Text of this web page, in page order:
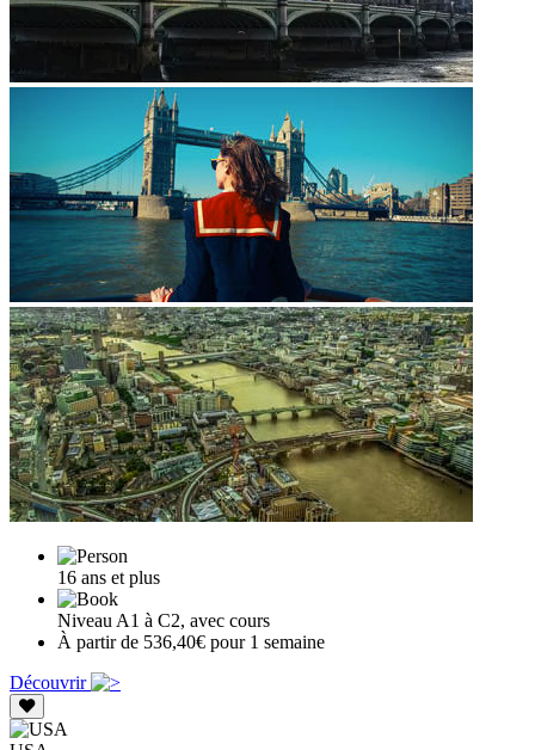
16 ans et plus
Niveau A1 à C2, avec cours
À partir de 536,40€ pour 1 semaine
Découvrir